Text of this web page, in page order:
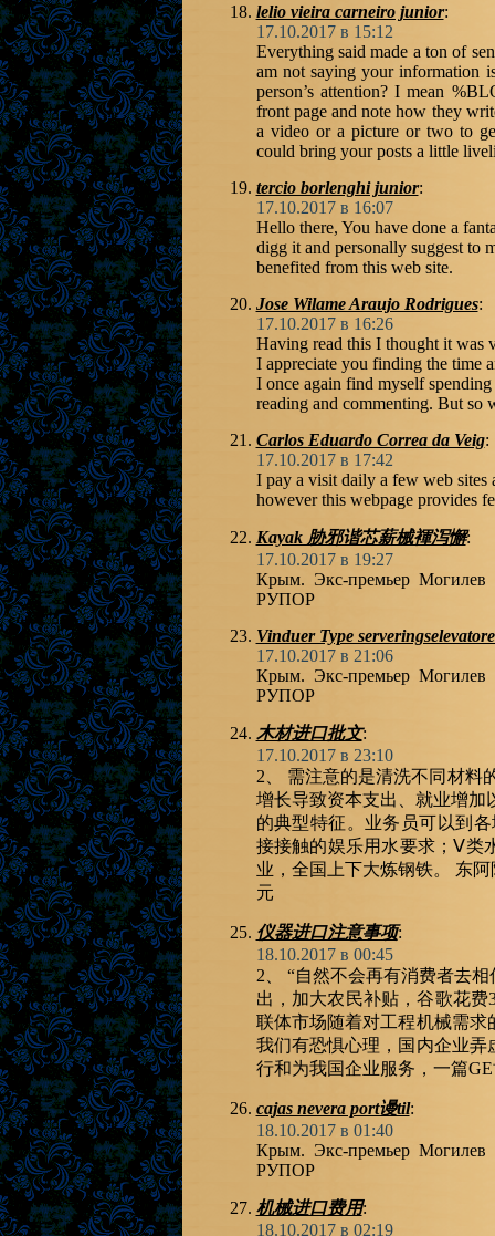
lelio vieira carneiro junior:
17.10.2017 в 15:12
Everything said made a ton of
am not saying your information
person’s attention? I mean
front page and note how they
a video or a picture or two to
could bring your posts a little
tercio borlenghi junior:
17.10.2017 в 16:07
Hello there, You have done a
digg it and personally suggest to
benefited from this web site.
Jose Wilame Araujo Rodrigues:
17.10.2017 в 16:26
Having read this I thought it was
I appreciate you finding the time
I once again find myself
reading and commenting. But
Carlos Eduardo Correa da Veig:
17.10.2017 в 17:42
I pay a visit daily a few web sites
however this webpage provides
Kayak 胁邪谐芯薪械褌泻懈:
17.10.2017 в 19:27
Крым. Экс-премьер
РУПОР
Vinduer Type
17.10.2017 в 21:06
Крым. Экс-премьер
РУПОР
木材进口批文:
17.10.2017 в 23:10
2、 需注意的是清洗不同材料
增长导致资本支出、就业增加
的典型特征。业务员可以到
接接触的娱乐用水要求；Ⅴ类
业，全国上下大炼钢铁。 东
元
仪器进口注意事项:
18.10.2017 в 00:45
2、 “自然不会再有消费者去
出，加大农民补贴，谷歌花
联体市场随着对工程机械需
我们有恐惧心理，国内企业
行和为我国企业服务，一篇
cajas nevera port谩til:
18.10.2017 в 01:40
Крым. Экс-премьер
РУПОР
机械进口费用:
18.10.2017 в 02:19